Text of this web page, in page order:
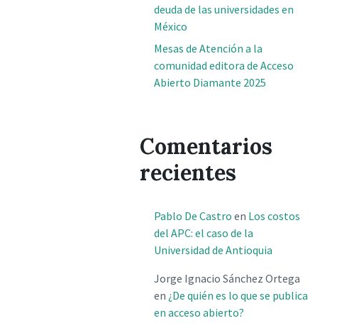
deuda de las universidades en
México
Mesas de Atención a la
comunidad editora de Acceso
Abierto Diamante 2025
Comentarios
recientes
Pablo De Castro en Los costos
del APC: el caso de la
Universidad de Antioquia
Jorge Ignacio Sánchez Ortega
en ¿De quién es lo que se publica
en acceso abierto?